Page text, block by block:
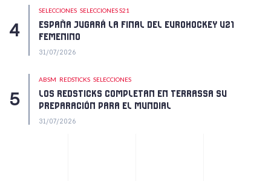
SELECCIONES SELECCIONES S21
ESPAÑA JUGARÁ LA FINAL DEL EUROHOCKEY U21
FEMENINO
31/07/2026
ABSM REDSTICKS SELECCIONES
LOS REDSTICKS COMPLETAN EN TERRASSA SU
PREPARACIÓN PARA EL MUNDIAL
31/07/2026